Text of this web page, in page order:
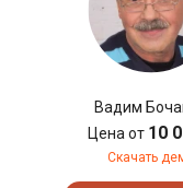
Вадим
Цена от 10
Скачать